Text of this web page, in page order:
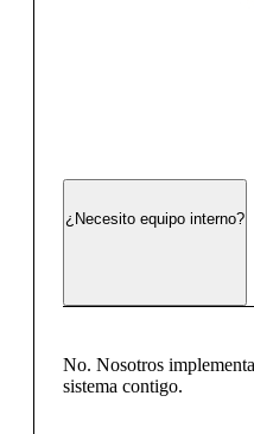
¿Necesito equipo interno?
No. Nosotros
sistema contigo.